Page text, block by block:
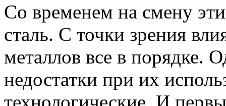
Со временем на смену
сталь. С точки зрения
металлов все в порядке.
недостатки при их
технологические. И